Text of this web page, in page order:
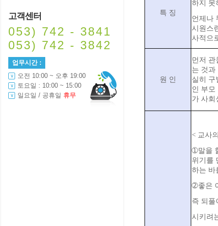
고객센터
053) 742 - 3841
053) 742 - 3842
업무시간 :
오전 10:00 ~ 오후 19:00
토요일 : 10:00 ~ 15:00
일요일 / 공휴일 휴무
특 징
하지 못
언제나
시원스
사적으
원 인
먼저
는 것과
실히 구
인 부모
가 사회
< 교사
➀말을
위기를
하는 바
➁좋은
즉 되풀
시키려